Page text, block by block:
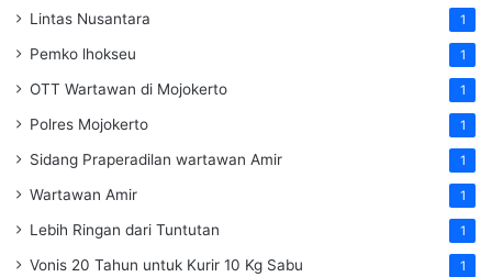
Lintas Nusantara 1
Pemko lhokseu 1
OTT Wartawan di Mojokerto 1
Polres Mojokerto 1
Sidang Praperadilan wartawan Amir 1
Wartawan Amir 1
Lebih Ringan dari Tuntutan 1
Vonis 20 Tahun untuk Kurir 10 Kg Sabu 1